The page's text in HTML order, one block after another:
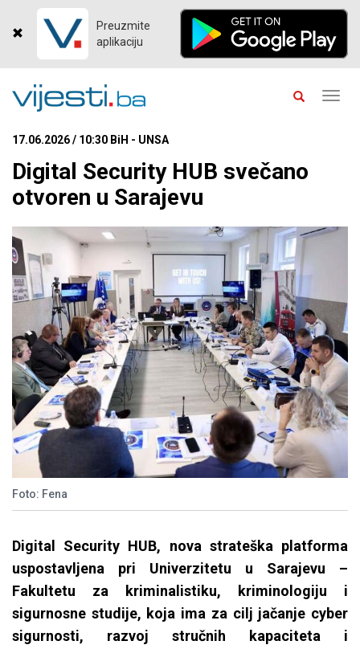
Preuzmite
aplikaciju
17.06.2026 / 10:30 BiH - UNSA
Digital Security HUB svečano
otvoren u Sarajevu
Foto: Fena
Digital Security HUB, nova strateška platforma
uspostavljena pri Univerzitetu u Sarajevu –
Fakultetu za kriminalistiku, kriminologiju i
sigurnosne studije, koja ima za cilj jačanje cyber
sigurnosti, razvoj stručnih kapaciteta i